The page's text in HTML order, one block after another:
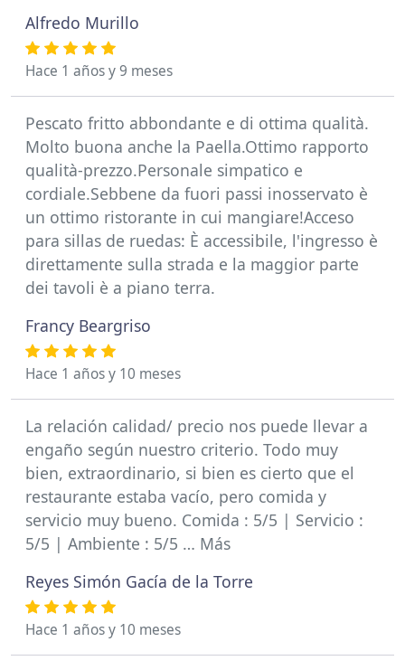
Alfredo Murillo
Hace 1 años y 9 meses
Pescato fritto abbondante e di ottima qualità.
Molto buona anche la Paella.Ottimo rapporto
qualità-prezzo.Personale simpatico e
cordiale.Sebbene da fuori passi inosservato è
un ottimo ristorante in cui mangiare!Acceso
para sillas de ruedas: È accessibile, l'ingresso è
direttamente sulla strada e la maggior parte
dei tavoli è a piano terra.
Francy Beargriso
Hace 1 años y 10 meses
La relación calidad/ precio nos puede llevar a
engaño según nuestro criterio. Todo muy
bien, extraordinario, si bien es cierto que el
restaurante estaba vacío, pero comida y
servicio muy bueno. Comida : 5/5 | Servicio :
5/5 | Ambiente : 5/5 … Más
Reyes Simón Gacía de la Torre
Hace 1 años y 10 meses